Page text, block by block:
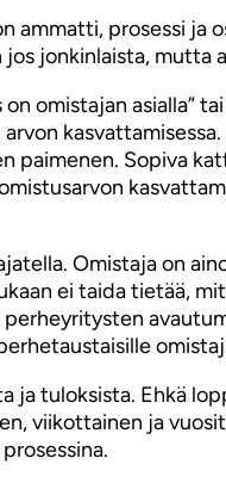
prosessi ja
jonkinlaista,
omistajan asialla”
Sopiva
Omistaja on
ei taida tietää,
tuloksista. Ehkä
viikottainen ja